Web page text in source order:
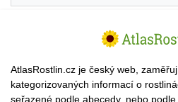
AtlasRostlin.cz je český web,
kategorizovaných informací o
seřazené podle abecedy, nebo